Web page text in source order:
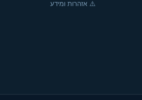
⚠️ אזהרות ומידע